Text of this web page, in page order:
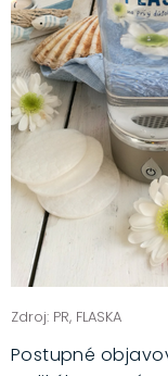
Zdroj: PR, FLASKA
Postupné